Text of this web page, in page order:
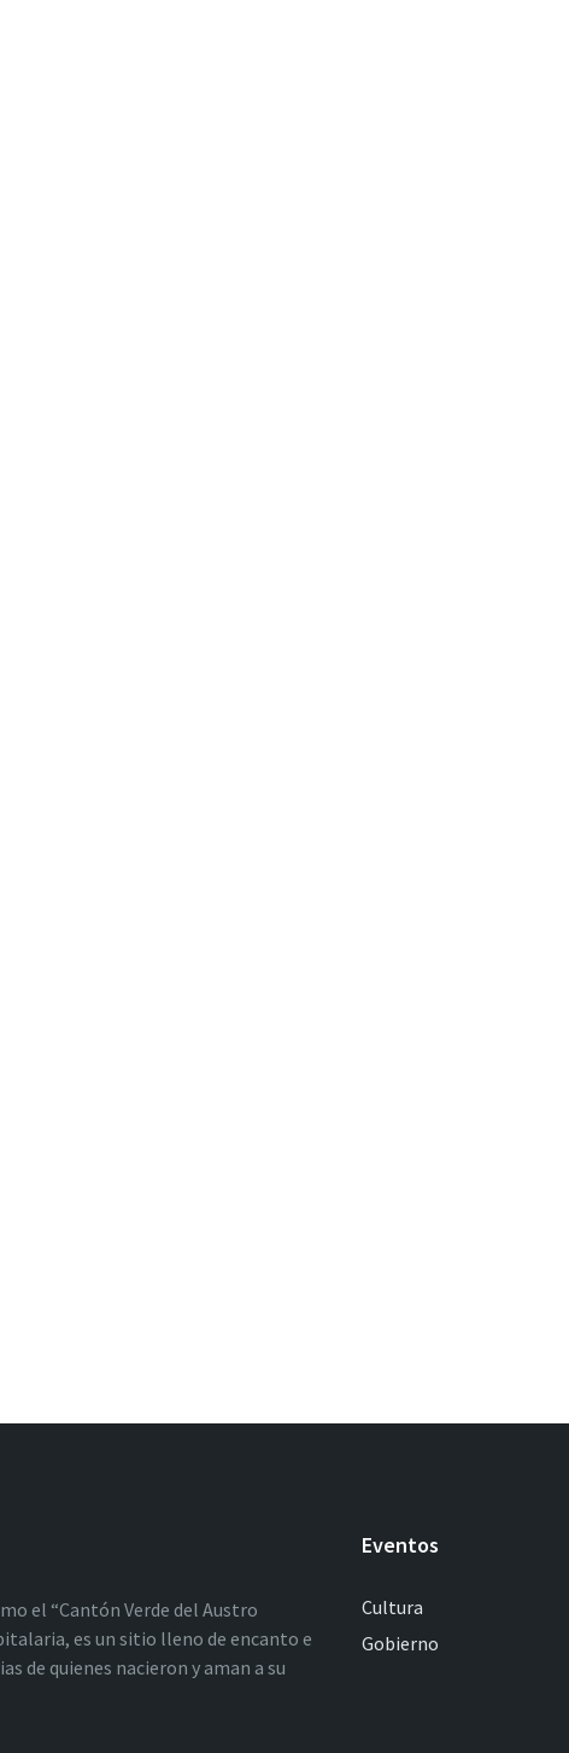
el “Cantón Verde del Austro
es un sitio lleno de encanto e
de quienes nacieron y aman a su
Eventos
Cultura
Gobierno